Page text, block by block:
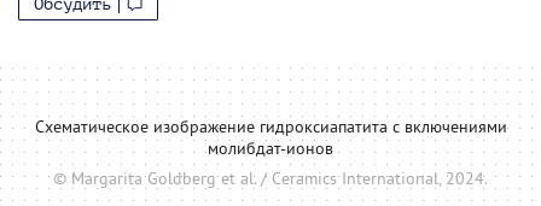
Обсудить
Схематическое изображение гидроксиапатита с включениями
молибдат-ионов
© Margarita Goldberg et al. / Ceramics International, 2024.